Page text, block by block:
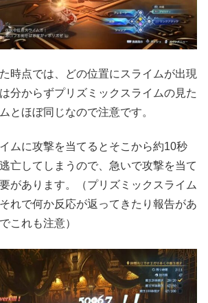
時点では、どの位置にスライムが出現
分からずプリズミックスライムの見た
とほぼ同じなので注意です。
ムに攻撃を当てるとそこから約10秒
亡してしまうので、急いで攻撃を当て
があります。（プリズミックスライム
れで何か反応が返ってきたり報告があ
これも注意）